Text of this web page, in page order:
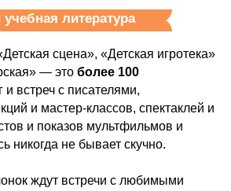
учебная литература
сцена», «Детская игротека»
— это более 100
и встреч с писателями,
и мастер-классов, спектаклей и
и показов мультфильмов и
никогда не бывает скучно.
ждут встречи с любимыми